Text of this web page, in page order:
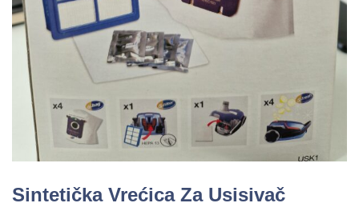
Sintetička Vrećica Za Usisivač